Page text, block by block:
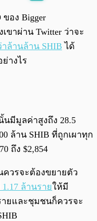
ของ Bigger
ขาผ่าน Twitter ว่าจะ
าล้านล้าน SHIB ได้
างไร
นมีมูลค่าสูงถึง 28.5
ล้าน SHIB ที่ถูกเผาทุก
ถึง $2,854
ควรจะต้องขยายตัว
ล้านรายให้มี
ยและชุมชนก็ควรจะ